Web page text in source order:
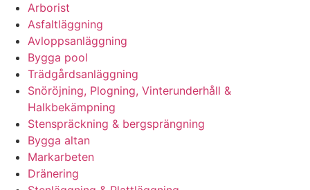
Arborist
Asfaltläggning
Avloppsanläggning
Bygga pool
Trädgårdsanläggning
Snöröjning, Plogning, Vinterunderhåll &
Halkbekämpning
Stenspräckning & bergsprängning
Bygga altan
Markarbeten
Dränering